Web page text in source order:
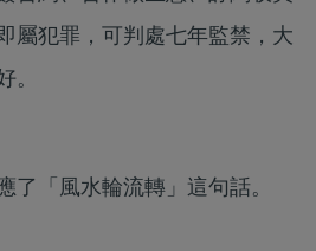
犯罪，可判處七年監禁，大
。
了「風水輪流轉」這句話。